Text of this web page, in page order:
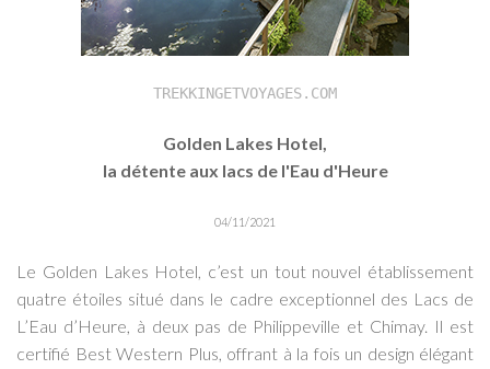
TREKKINGETVOYAGES.COM
Golden Lakes Hotel,
la détente aux lacs de l'Eau d'Heure
04/11/2021
Le Golden Lakes Hotel, c’est un tout nouvel établissement
quatre étoiles situé dans le cadre exceptionnel des Lacs de
L’Eau d’Heure, à deux pas de Philippeville et Chimay. Il est
certifié Best Western Plus, offrant à la fois un design élégant